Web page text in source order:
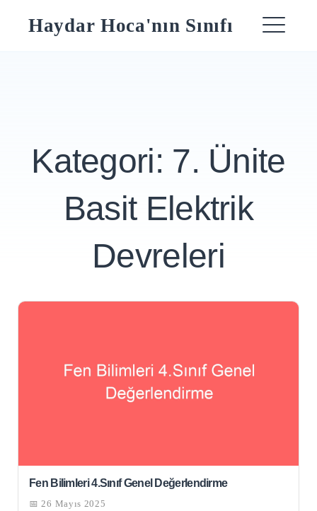
Haydar Hoca'nın Sınıfı
Kategori: 7. Ünite
Basit Elektrik
Devreleri
Fen Bilimleri 4.Sınıf Genel Değerlendirme
📅 26 Mayıs 2025